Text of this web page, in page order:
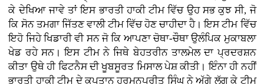
ਕੇ ਦੇਖਿਆ ਜਾਵੇ ਤਾਂ ਇਸ ਭਾਰਤੀ ਹਾਕੀ ਟੀਮ ਵਿੱਚ ਉਹ ਸਭ ਕੁਝ ਸੀ, ਜੋ
ਕਿ ਸੋਨ ਤਮਗਾ ਜਿੱਤਣ ਵਾਲੀ ਟੀਮ ਵਿੱਚ ਹੋਣ ਚਾਹੀਦਾ ਹੈ। ਇਸ ਟੀਮ ਵਿੱਚ
ਇਹੋ ਜਿਹੇ ਖਿਡਾਰੀ ਵੀ ਸਨ ਜੋ ਕਿ ਆਪਣਾ ਚੋਥਾ-ਚੌਥਾ ਉਲੰਪਿਕ ਮੁਕਾਬਲਾ
ਖੇਡ ਰਹੇ ਸਨ। ਇਸ ਟੀਮ ਨੇ ਜਿਥੇ ਬੇਹਤਰੀਨ ਤਾਲਮੇਲ ਦਾ ਪ੍ਰਦਰਸ਼ਨ
ਕੀਤਾ ਉਥੇ ਹੀ ਫਿਟਨੈਸ ਦੀ ਖੂਬਸੂਰਤ ਮਿਸਾਲ ਪੇਸ਼ ਕੀਤੀ। ਇੰਨਾ ਹੀ ਨਹੀਂ
ਭਾਰਤੀ ਹਾਕੀ ਟੀਮ ਦੇ ਕਪਤਾਨ ਹਰਮਨਪ੍ਰੀਤ ਸਿੰਘ ਨੇ ਅੱਗੇ ਲੱਗ ਕੇ ਟੀਮ